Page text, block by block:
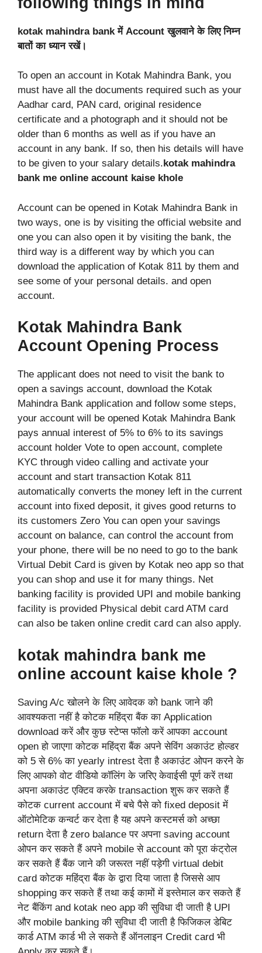
kotak mahindra bank में Account खुलवाने के लिए निम्न
बातों का ध्यान रखें।
To open an account in Kotak Mahindra Bank, you
must have all the documents required such as your
Aadhar card, PAN card, original residence
certificate and a photograph and it should not be
older than 6 months as well as if you have an
account in any bank. If so, then his details will have
to be given to your salary details. kotak mahindra
bank me online account kaise khole
Account can be opened in Kotak Mahindra Bank in
two ways, one is by visiting the official website and
one you can also open it by visiting the bank, the
third way is a different way by which you can
download the application of Kotak 811 by them and
see some of your personal details. and open
account.
Kotak Mahindra Bank
Account Opening Process
The applicant does not need to visit the bank to
open a savings account, download the Kotak
Mahindra Bank application and follow some steps,
your account will be opened Kotak Mahindra Bank
pays annual interest of 5% to 6% to its savings
account holder Vote to open account, complete
KYC through video calling and activate your
account and start transaction Kotak 811
automatically converts the money left in the current
account into fixed deposit, it gives good returns to
its customers Zero You can open your savings
account on balance, can control the account from
your phone, there will be no need to go to the bank
Virtual Debit Card is given by Kotak neo app so that
you can shop and use it for many things. Net
banking facility is provided UPI and mobile banking
facility is provided Physical debit card ATM card
can also be taken online credit card can also apply.
kotak mahindra bank me
online account kaise khole ?
Saving A/c खोलने के लिए आवेदक को bank जाने की
आवश्यकता नहीं है कोटक महिंद्रा बैंक का Application
download करें और कुछ स्टेप्स फॉलो करें आपका account
open हो जाएगा कोटक महिंद्रा बैंक अपने सेविंग अकाउंट होल्डर
को 5 से 6% का yearly intrest देता है अकाउंट ओपन करने के
लिए आपको वोट वीडियो कॉलिंग के जरिए केवाईसी पूर्ण करें तथा
अपना अकाउंट एक्टिव करके transaction शुरू कर सकते हैं
कोटक current account में बचे पैसे को fixed deposit में
ऑटोमेटिक कन्वर्ट कर देता है यह अपने कस्टमर्स को अच्छा
return देता है zero balance पर अपना saving account
ओपन कर सकते हैं अपने mobile से account को पूरा कंट्रोल
कर सकते हैं बैंक जाने की जरूरत नहीं पड़ेगी virtual debit
card कोटक महिंद्रा बैंक के द्वारा दिया जाता है जिससे आप
shopping कर सकते हैं तथा कई कामों में इस्तेमाल कर सकते हैं
नेट बैंकिंग and kotak neo app की सुविधा दी जाती है UPI
और mobile banking की सुविधा दी जाती है फिजिकल डेबिट
कार्ड ATM कार्ड भी ले सकते हैं ऑनलाइन Credit card भी